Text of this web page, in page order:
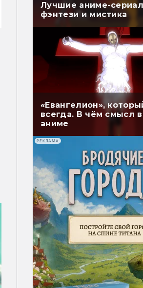
Лучшие аниме-
фэнтези и мистика
«Евангелион»,
всегда. В чём смысл
аниме
РЕКЛАМА